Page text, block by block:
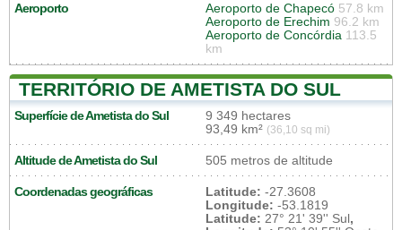
Aeroporto Aeroporto de Chapecó 57.8 km
Aeroporto de Erechim 96.2 km
Aeroporto de Concórdia 113.5
km
TERRITÓRIO DE AMETISTA DO SUL
Superfície de Ametista do Sul
9 349 hectares
93,49 km² (36,10 sq mi)
Altitude de Ametista do Sul 505 metros de altitude
Coordenadas geográficas Latitude: -27.3608
Longitude: -53.1819
Latitude: 27° 21' 39'' Sul,